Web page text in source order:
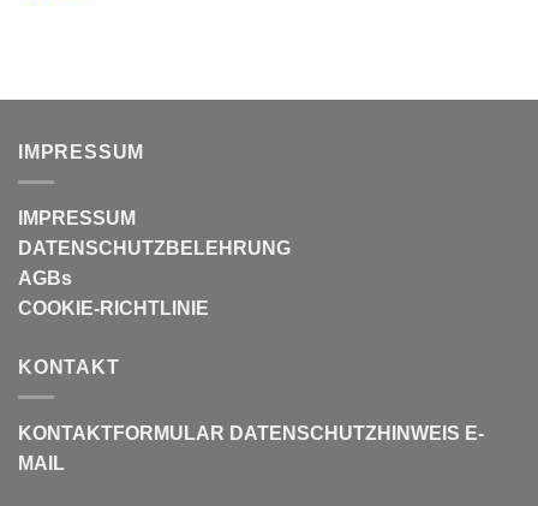
IMPRESSUM
IMPRESSUM
DATENSCHUTZBELEHRUNG
AGBs
COOKIE-RICHTLINIE
KONTAKT
KONTAKTFORMULAR DATENSCHUTZHINWEIS E-
MAIL